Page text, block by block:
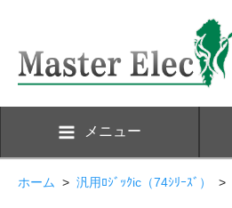
メニュー
ホーム > 汎用ﾛｼﾞｯｸic（74ｼﾘｰｽﾞ） >